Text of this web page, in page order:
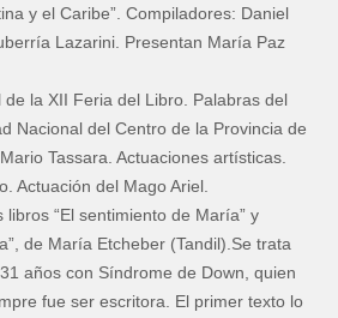
y el Caribe”. Compiladores: Daniel
Lazarini. Presentan María Paz
la XII Feria del Libro. Palabras del
Nacional del Centro de la Provincia de
Tassara. Actuaciones artísticas.
Actuación del Mago Ariel.
“El sentimiento de María” y
de María Etcheber (Tandil).Se trata
años con Síndrome de Down, quien
fue ser escritora. El primer texto lo